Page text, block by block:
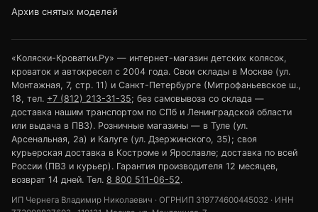
Архив снятых моделей
«Коляски-Кроватки.Ру» — интернет-магазин детских колясок,
кроваток и автокресел с 2004 года. Свои склады в Москве (ул.
Монтажная, 7, стр. 11) и Санкт-Петербурге (Митрофаньевское ш.,
18, тел. +7 (812) 213-31-35; без самовывоза со склада —
доставка нашим транспортом по СПб и Ленинградской области
или выдача в ПВЗ). Розничные магазины — в Туле (ул.
Арсенальная, 2а) и Калуге (ул. Дзержинского, 35); своя
курьерская доставка в Костроме и Ярославле; доставка по всей
России (ПВЗ и курьер). Гарантия производителя 12 месяцев,
возврат 14 дней. Тел. 8 800 511-06-52.
ИП Чернега Владимир Николаевич · ОГРНИП 319774600445032 · ИНН